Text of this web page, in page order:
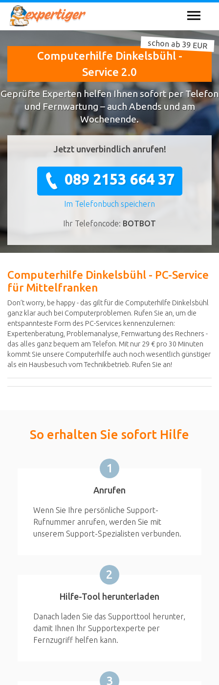
Computerhilfe Dinkelsbühl -
Service 2.0
schon ab 39 EUR
Geprüfte Experten helfen Ihnen sofort per Telefon
und Fernwartung – auch Abends und am
Wochenende.
Jetzt unverbindlich anrufen!
089 2153 664 37
Im Telefonbuch speichern
Ihr Telefoncode: BOTBOT
Computerhilfe Dinkelsbühl - PC-Service
für Mittelfranken
Don’t worry, be happy - das gilt für die Computerhilfe Dinkelsbühl
ganz klar auch bei Computerproblemen. Rufen Sie an, um die
entspannteste Form des PC-Services kennenzulernen:
Expertenberatung, Problemanalyse, Fernwartung des Rechners -
das alles ganz bequem am Telefon. Mit nur 29 € pro 30 Minuten
kommt Sie unsere Computerhilfe auch noch wesentlich günstiger
als ein Hausbesuch vom Technikbetrieb. Rufen Sie an!
So erhalten Sie sofort Hilfe
1
Anrufen
Wenn Sie Ihre persönliche Support-
Rufnummer anrufen, werden Sie mit
unserem Support-Spezialisten verbunden.
2
Hilfe-Tool herunterladen
Danach laden Sie das Supporttool herunter,
damit Ihnen Ihr Supportexperte per
Fernzugriff helfen kann.
3